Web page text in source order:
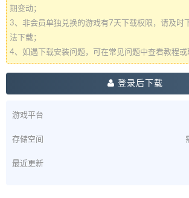
期变动；
3、非会员单独兑换的游戏有7天下载权限，请及时
法下载；
4、如遇下载安装问题，可在常见问题中查看教程或
登录后下载
游戏平台
存储空间
最近更新